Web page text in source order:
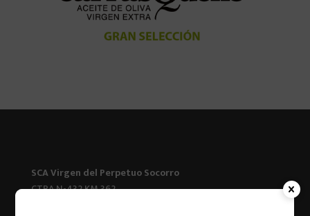
SCA Virgen del Perpetuo Socorro
CTRA N-432 KM 362